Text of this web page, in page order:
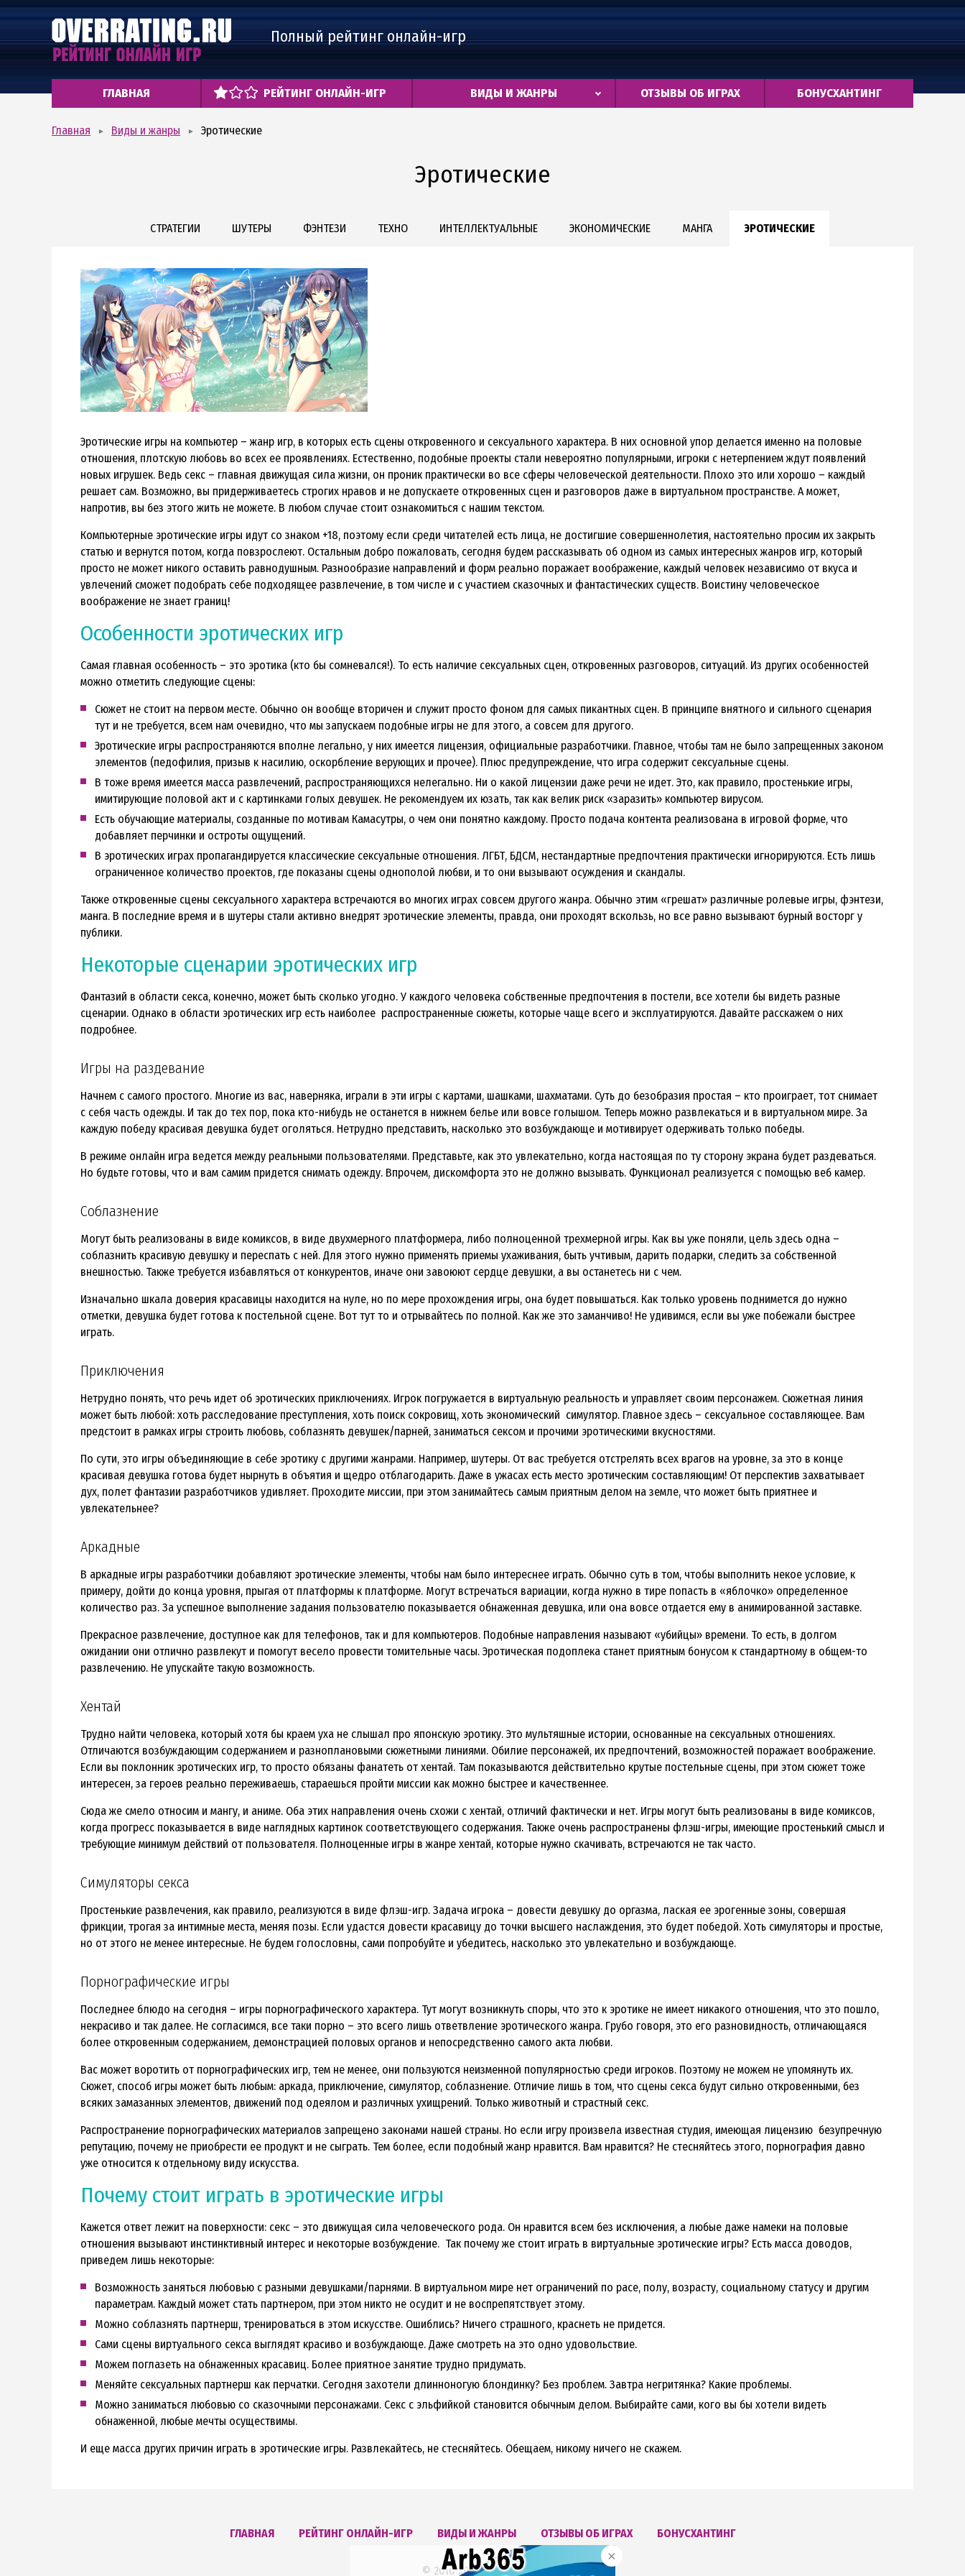
Полный рейтинг онлайн-игр
ГЛАВНАЯ РЕЙТИНГ ОНЛАЙН-ИГР ВИДЫ И ЖАНРЫ ОТЗЫВЫ ОБ ИГРАХ БОНУСХАНТИНГ
Главная Виды и жанры Эротические
Эротические
СТРАТЕГИИ ШУТЕРЫ ФЭНТЕЗИ ТЕХНО ИНТЕЛЛЕКТУАЛЬНЫЕ ЭКОНОМИЧЕСКИЕ МАНГА ЭРОТИЧЕСКИЕ
Эротические игры на компьютер – жанр игр, в которых есть сцены откровенного и сексуального характера. В них основной упор делается именно на половые
отношения, плотскую любовь во всех ее проявлениях. Естественно, подобные проекты стали невероятно популярными, игроки с нетерпением ждут появлений
новых игрушек. Ведь секс – главная движущая сила жизни, он проник практически во все сферы человеческой деятельности. Плохо это или хорошо – каждый
решает сам. Возможно, вы придерживаетесь строгих нравов и не допускаете откровенных сцен и разговоров даже в виртуальном пространстве. А может,
напротив, вы без этого жить не можете. В любом случае стоит ознакомиться с нашим текстом.
Компьютерные эротические игры идут со знаком +18, поэтому если среди читателей есть лица, не достигшие совершеннолетия, настоятельно просим их закрыть
статью и вернутся потом, когда повзрослеют. Остальным добро пожаловать, сегодня будем рассказывать об одном из самых интересных жанров игр, который
просто не может никого оставить равнодушным. Разнообразие направлений и форм реально поражает воображение, каждый человек независимо от вкуса и
увлечений сможет подобрать себе подходящее развлечение, в том числе и с участием сказочных и фантастических существ. Воистину человеческое
воображение не знает границ!
Особенности эротических игр
Самая главная особенность – это эротика (кто бы сомневался!). То есть наличие сексуальных сцен, откровенных разговоров, ситуаций. Из других особенностей
можно отметить следующие сцены:
Сюжет не стоит на первом месте. Обычно он вообще вторичен и служит просто фоном для самых пикантных сцен. В принципе внятного и сильного сценария
тут и не требуется, всем нам очевидно, что мы запускаем подобные игры не для этого, а совсем для другого.
Эротические игры распространяются вполне легально, у них имеется лицензия, официальные разработчики. Главное, чтобы там не было запрещенных законом
элементов (педофилия, призыв к насилию, оскорбление верующих и прочее). Плюс предупреждение, что игра содержит сексуальные сцены.
В тоже время имеется масса развлечений, распространяющихся нелегально. Ни о какой лицензии даже речи не идет. Это, как правило, простенькие игры,
имитирующие половой акт и с картинками голых девушек. Не рекомендуем их юзать, так как велик риск «заразить» компьютер вирусом.
Есть обучающие материалы, созданные по мотивам Камасутры, о чем они понятно каждому. Просто подача контента реализована в игровой форме, что
добавляет перчинки и остроты ощущений.
В эротических играх пропагандируется классические сексуальные отношения. ЛГБТ, БДСМ, нестандартные предпочтения практически игнорируются. Есть лишь
ограниченное количество проектов, где показаны сцены однополой любви, и то они вызывают осуждения и скандалы.
Также откровенные сцены сексуального характера встречаются во многих играх совсем другого жанра. Обычно этим «грешат» различные ролевые игры, фэнтези,
манга. В последние время и в шутеры стали активно внедрят эротические элементы, правда, они проходят вскользь, но все равно вызывают бурный восторг у
публики.
Некоторые сценарии эротических игр
Фантазий в области секса, конечно, может быть сколько угодно. У каждого человека собственные предпочтения в постели, все хотели бы видеть разные
сценарии. Однако в области эротических игр есть наиболее распространенные сюжеты, которые чаще всего и эксплуатируются. Давайте расскажем о них
подробнее.
Игры на раздевание
Начнем с самого простого. Многие из вас, наверняка, играли в эти игры с картами, шашками, шахматами. Суть до безобразия простая – кто проиграет, тот снимает
с себя часть одежды. И так до тех пор, пока кто-нибудь не останется в нижнем белье или вовсе голышом. Теперь можно развлекаться и в виртуальном мире. За
каждую победу красивая девушка будет оголяться. Нетрудно представить, насколько это возбуждающе и мотивирует одерживать только победы.
В режиме онлайн игра ведется между реальными пользователями. Представьте, как это увлекательно, когда настоящая по ту сторону экрана будет раздеваться.
Но будьте готовы, что и вам самим придется снимать одежду. Впрочем, дискомфорта это не должно вызывать. Функционал реализуется с помощью веб камер.
Соблазнение
Могут быть реализованы в виде комиксов, в виде двухмерного платформера, либо полноценной трехмерной игры. Как вы уже поняли, цель здесь одна –
соблазнить красивую девушку и переспать с ней. Для этого нужно применять приемы ухаживания, быть учтивым, дарить подарки, следить за собственной
внешностью. Также требуется избавляться от конкурентов, иначе они завоюют сердце девушки, а вы останетесь ни с чем.
Изначально шкала доверия красавицы находится на нуле, но по мере прохождения игры, она будет повышаться. Как только уровень поднимется до нужно
отметки, девушка будет готова к постельной сцене. Вот тут то и отрывайтесь по полной. Как же это заманчиво! Не удивимся, если вы уже побежали быстрее
играть.
Приключения
Нетрудно понять, что речь идет об эротических приключениях. Игрок погружается в виртуальную реальность и управляет своим персонажем. Сюжетная линия
может быть любой: хоть расследование преступления, хоть поиск сокровищ, хоть экономический симулятор. Главное здесь – сексуальное составляющее. Вам
предстоит в рамках игры строить любовь, соблазнять девушек/парней, заниматься сексом и прочими эротическими вкусностями.
По сути, это игры объединяющие в себе эротику с другими жанрами. Например, шутеры. От вас требуется отстрелять всех врагов на уровне, за это в конце
красивая девушка готова будет нырнуть в объятия и щедро отблагодарить. Даже в ужасах есть место эротическим составляющим! От перспектив захватывает
дух, полет фантазии разработчиков удивляет. Проходите миссии, при этом занимайтесь самым приятным делом на земле, что может быть приятнее и
увлекательнее?
Аркадные
В аркадные игры разработчики добавляют эротические элементы, чтобы нам было интереснее играть. Обычно суть в том, чтобы выполнить некое условие, к
примеру, дойти до конца уровня, прыгая от платформы к платформе. Могут встречаться вариации, когда нужно в тире попасть в «яблочко» определенное
количество раз. За успешное выполнение задания пользователю показывается обнаженная девушка, или она вовсе отдается ему в анимированной заставке.
Прекрасное развлечение, доступное как для телефонов, так и для компьютеров. Подобные направления называют «убийцы» времени. То есть, в долгом
ожидании они отлично развлекут и помогут весело провести томительные часы. Эротическая подоплека станет приятным бонусом к стандартному в общем-то
развлечению. Не упускайте такую возможность.
Хентай
Трудно найти человека, который хотя бы краем уха не слышал про японскую эротику. Это мультяшные истории, основанные на сексуальных отношениях.
Отличаются возбуждающим содержанием и разноплановыми сюжетными линиями. Обилие персонажей, их предпочтений, возможностей поражает воображение.
Если вы поклонник эротических игр, то просто обязаны фанатеть от хентай. Там показываются действительно крутые постельные сцены, при этом сюжет тоже
интересен, за героев реально переживаешь, стараешься пройти миссии как можно быстрее и качественнее.
Сюда же смело относим и мангу, и аниме. Оба этих направления очень схожи с хентай, отличий фактически и нет. Игры могут быть реализованы в виде комиксов,
когда прогресс показывается в виде наглядных картинок соответствующего содержания. Также очень распространены флэш-игры, имеющие простенький смысл и
требующие минимум действий от пользователя. Полноценные игры в жанре хентай, которые нужно скачивать, встречаются не так часто.
Симуляторы секса
Простенькие развлечения, как правило, реализуются в виде флэш-игр. Задача игрока – довести девушку до оргазма, лаская ее эрогенные зоны, совершая
фрикции, трогая за интимные места, меняя позы. Если удастся довести красавицу до точки высшего наслаждения, это будет победой. Хоть симуляторы и простые,
но от этого не менее интересные. Не будем голословны, сами попробуйте и убедитесь, насколько это увлекательно и возбуждающе.
Порнографические игры
Последнее блюдо на сегодня – игры порнографического характера. Тут могут возникнуть споры, что это к эротике не имеет никакого отношения, что это пошло,
некрасиво и так далее. Не согласимся, все таки порно – это всего лишь ответвление эротического жанра. Грубо говоря, это его разновидность, отличающаяся
более откровенным содержанием, демонстрацией половых органов и непосредственно самого акта любви.
Вас может воротить от порнографических игр, тем не менее, они пользуются неизменной популярностью среди игроков. Поэтому не можем не упомянуть их.
Сюжет, способ игры может быть любым: аркада, приключение, симулятор, соблазнение. Отличие лишь в том, что сцены секса будут сильно откровенными, без
всяких замазанных элементов, движений под одеялом и различных ухищрений. Только животный и страстный секс.
Распространение порнографических материалов запрещено законами нашей страны. Но если игру произвела известная студия, имеющая лицензию безупречную
репутацию, почему не приобрести ее продукт и не сыграть. Тем более, если подобный жанр нравится. Вам нравится? Не стесняйтесь этого, порнография давно
уже относится к отдельному виду искусства.
Почему стоит играть в эротические игры
Кажется ответ лежит на поверхности: секс – это движущая сила человеческого рода. Он нравится всем без исключения, а любые даже намеки на половые
отношения вызывают инстинктивный интерес и некоторые возбуждение. Так почему же стоит играть в виртуальные эротические игры? Есть масса доводов,
приведем лишь некоторые:
Возможность заняться любовью с разными девушками/парнями. В виртуальном мире нет ограничений по расе, полу, возрасту, социальному статусу и другим
параметрам. Каждый может стать партнером, при этом никто не осудит и не воспрепятствует этому.
Можно соблазнять партнерш, тренироваться в этом искусстве. Ошиблись? Ничего страшного, краснеть не придется.
Сами сцены виртуального секса выглядят красиво и возбуждающе. Даже смотреть на это одно удовольствие.
Можем поглазеть на обнаженных красавиц. Более приятное занятие трудно придумать.
Меняйте сексуальных партнерш как перчатки. Сегодня захотели длинноногую блондинку? Без проблем. Завтра негритянка? Какие проблемы.
Можно заниматься любовью со сказочными персонажами. Секс с эльфийкой становится обычным делом. Выбирайте сами, кого вы бы хотели видеть
обнаженной, любые мечты осуществимы.
И еще масса других причин играть в эротические игры. Развлекайтесь, не стесняйтесь. Обещаем, никому ничего не скажем.
ГЛАВНАЯ РЕЙТИНГ ОНЛАЙН-ИГР ВИДЫ И ЖАНРЫ ОТЗЫВЫ ОБ ИГРАХ БОНУСХАНТИНГ
© 2016-2026 overrating.ru